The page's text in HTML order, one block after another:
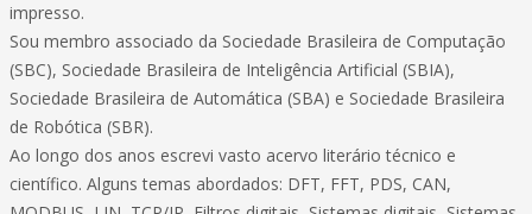
impresso.
Sou membro associado da Sociedade Brasileira de Computação
(SBC), Sociedade Brasileira de Inteligência Artificial (SBIA),
Sociedade Brasileira de Automática (SBA) e Sociedade Brasileira
de Robótica (SBR).
Ao longo dos anos escrevi vasto acervo literário técnico e
científico. Alguns temas abordados: DFT, FFT, PDS, CAN,